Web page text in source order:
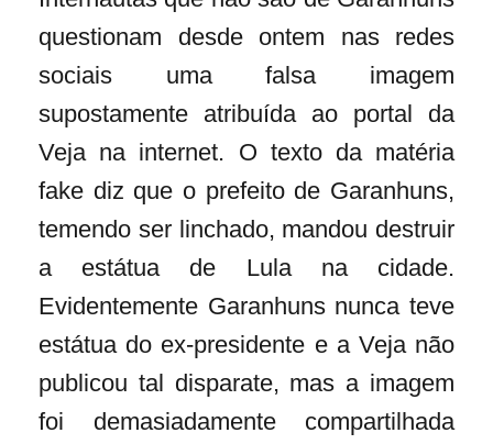
questionam desde ontem nas redes
sociais uma falsa imagem
supostamente atribuída ao portal da
Veja na internet. O texto da matéria
fake diz que o prefeito de Garanhuns,
temendo ser linchado, mandou destruir
a estátua de Lula na cidade.
Evidentemente Garanhuns nunca teve
estátua do ex-presidente e a Veja não
publicou tal disparate, mas a imagem
foi demasiadamente compartilhada